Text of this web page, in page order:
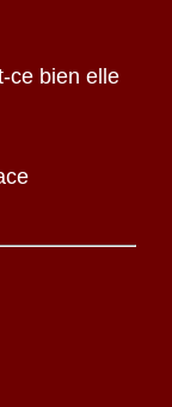
ce bien elle